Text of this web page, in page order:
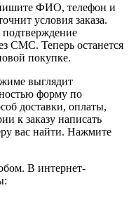
ФИО, телефон и
условия заказа.
подтверждение
СМС. Теперь останется
покупке.
выглядит
форму по
доставки, оплаты,
к заказу написать
вас найти. Нажмите
В интернет-